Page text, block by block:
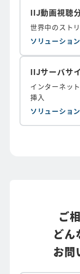
IIJ動画視聴
世界中のスト
ソリューショ
IIJサーバサ
インターネッ
挿入
ソリューショ
ご
どん
お問